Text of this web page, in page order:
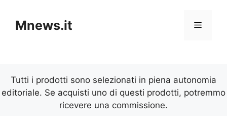
contenuto
Mnews.it Menu
Tutti i prodotti sono selezionati in piena autonomia
editoriale. Se acquisti uno di questi prodotti, potremmo
ricevere una commissione.